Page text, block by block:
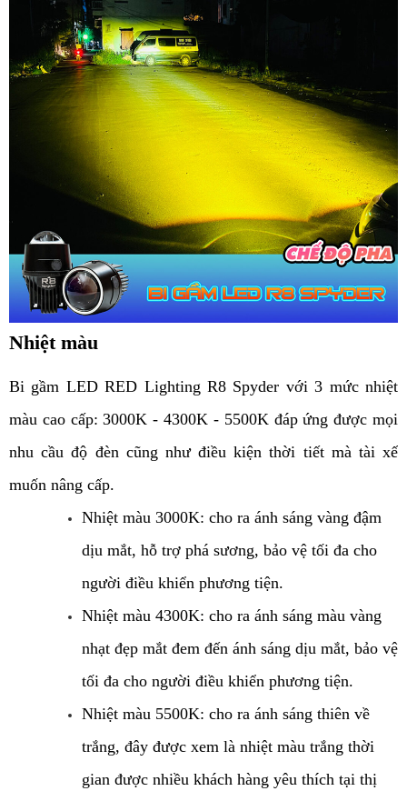
Nhiệt màu
Bi gầm LED RED Lighting R8 Spyder với 3 mức nhiệt
màu cao cấp: 3000K - 4300K - 5500K đáp ứng được mọi
nhu cầu độ đèn cũng như điều kiện thời tiết mà tài xế
muốn nâng cấp.
Nhiệt màu 3000K: cho ra ánh sáng vàng đậm
dịu mắt, hỗ trợ phá sương, bảo vệ tối đa cho
người điều khiển phương tiện.
Nhiệt màu 4300K: cho ra ánh sáng màu vàng
nhạt đẹp mắt đem đến ánh sáng dịu mắt, bảo vệ
tối đa cho người điều khiển phương tiện.
Nhiệt màu 5500K: cho ra ánh sáng thiên về
trắng, đây được xem là nhiệt màu trắng thời
gian được nhiều khách hàng yêu thích tại thị